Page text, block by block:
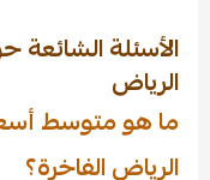
الأسئلة الشائعة
الرياض
ما هو متوسط
الرياض الفاخرة؟